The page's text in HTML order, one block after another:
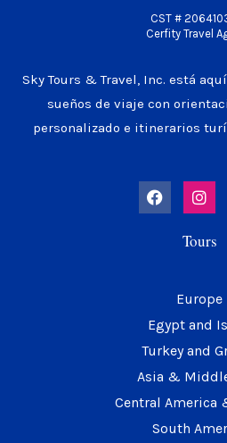
CST #
Cerfity Travel
Sky Tours & Travel, Inc. está
sueños de viaje con
personalizado e itinerarios
F
a
c
I
n
s
a
a
m
Tours
Europe
Egypt and
Turkey and
Asia &
Central America
South